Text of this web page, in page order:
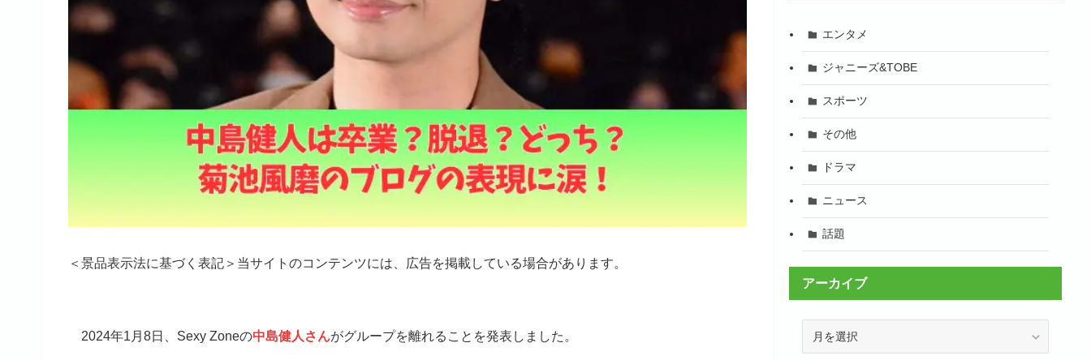
＜景品表示法に基づく表記＞当サイトのコンテンツには、広告を掲載している場合があります。
2024年1月8日、Sexy Zoneの中島健人さんがグループを離れることを発表しました。
エンタメ
ジャニーズ&TOBE
スポーツ
その他
ドラマ
ニュース
話題
アーカイブ